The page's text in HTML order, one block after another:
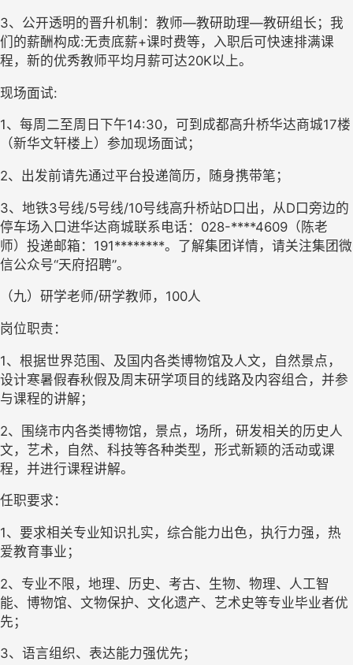
3、公开透明的晋升机制：教师—教研助理—教研组长；我
们的薪酬构成:无责底薪+课时费等，入职后可快速排满课
程，新的优秀教师平均月薪可达20K以上。
现场面试:
1、每周二至周日下午14:30，可到成都高升桥华达商城17楼
（新华文轩楼上）参加现场面试；
2、出发前请先通过平台投递简历，随身携带笔；
3、地铁3号线/5号线/10号线高升桥站D口出，从D口旁边的
停车场入口进华达商城联系电话：028-****4609（陈老
师）投递邮箱：191********。了解集团详情，请关注集团微
信公众号“天府招聘”。
（九）研学老师/研学教师，100人
岗位职责：
1、根据世界范围、及国内各类博物馆及人文，自然景点，
设计寒暑假春秋假及周末研学项目的线路及内容组合，并参
与课程的讲解；
2、围绕市内各类博物馆，景点，场所，研发相关的历史人
文，艺术，自然、科技等各种类型，形式新颖的活动或课
程，并进行课程讲解。
任职要求：
1、要求相关专业知识扎实，综合能力出色，执行力强，热
爱教育事业；
2、专业不限，地理、历史、考古、生物、物理、人工智
能、博物馆、文物保护、文化遗产、艺术史等专业毕业者优
先；
3、语言组织、表达能力强优先；